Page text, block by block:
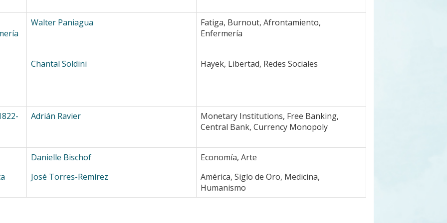
Walter Paniagua
Fatiga, Burnout, Afrontamiento,
Enfermería
Chantal Soldini Hayek, Libertad, Redes Sociales
Adrián Ravier
Monetary Institutions, Free Banking,
Central Bank, Currency Monopoly
Danielle Bischof
Economía, Arte
José Torres-Remírez
América, Siglo de Oro, Medicina,
Humanismo